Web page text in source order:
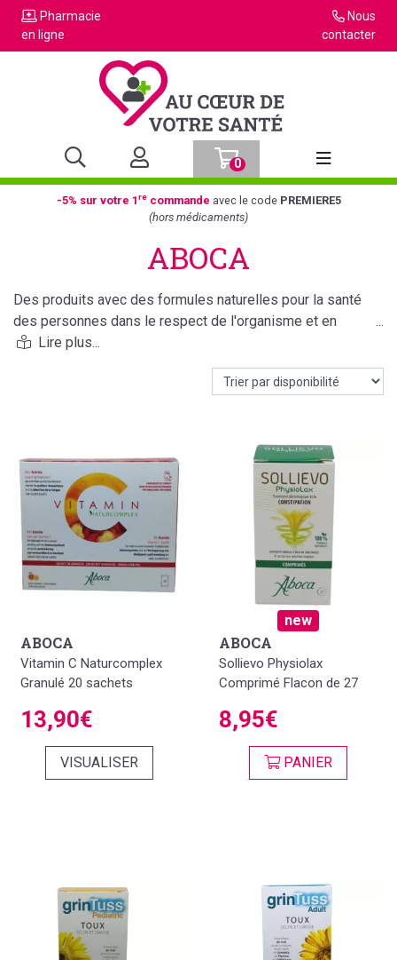
Pharmacie
en ligne
Nous
contacter
0
Afficher la
-5% sur votre 1recommande avec le code PREMIERE5
(hors médicaments)
ABOCA
Des produits avec des formules naturelles pour la santé
des personnes dans le respect de l'organisme et en
contribuant à respecter l'environnement.
ABOCA
Vitamin C Naturcomplex
Granulé 20 sachets
13,90€
VISUALISER
new
ABOCA
Sollievo Physiolax
Comprimé Flacon de 27
8,95€
PANIER